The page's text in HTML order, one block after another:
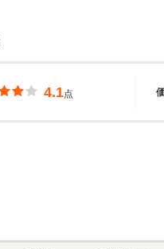
4.1点